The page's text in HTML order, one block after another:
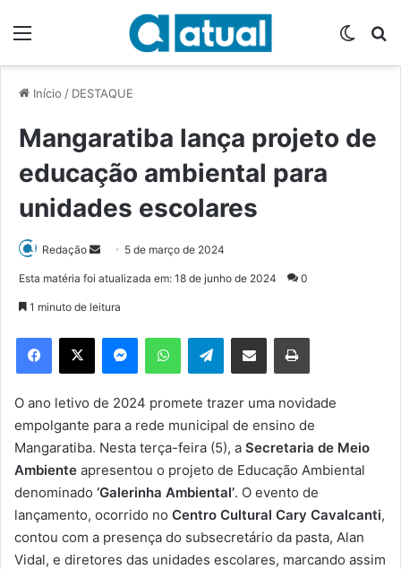
Início / DESTAQUE
Mangaratiba lança projeto de
educação ambiental para
unidades escolares
Redação
d
e
m
e
-
m
a
i
5 de março de 2024
Esta matéria foi atualizada em: 18 de junho de 2024 0
1 minuto de leitura
Telegram
O ano letivo de 2024 promete trazer uma novidade
empolgante para a rede municipal de ensino de
Mangaratiba. Nesta terça-feira (5), a Secretaria de Meio
Ambiente apresentou o projeto de Educação Ambiental
denominado ‘Galerinha Ambiental’. O evento de
lançamento, ocorrido no Centro Cultural Cary Cavalcanti,
contou com a presença do subsecretário da pasta, Alan
Vidal, e diretores das unidades escolares, marcando assim